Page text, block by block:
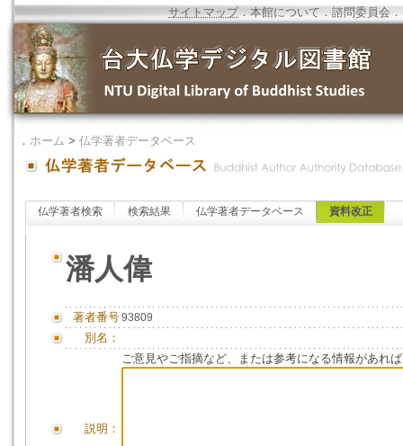
サイトマップ．本館について ．諮問委員会 ．
． ホーム > 仏学著者データベース
仏学著者検索 検索結果 仏学著者データベース 資料改正
潘人偉
著者番号93809
別名：
説明：
ご意見やご指摘など、または参考になる情報があれ